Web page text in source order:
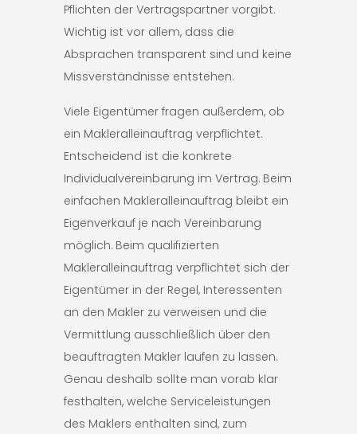
Pflichten der Vertragspartner vorgibt.
Wichtig ist vor allem, dass die
Absprachen transparent sind und keine
Missverständnisse entstehen.
Viele Eigentümer fragen außerdem, ob
ein Makleralleinauftrag verpflichtet.
Entscheidend ist die konkrete
Individualvereinbarung im Vertrag. Beim
einfachen Makleralleinauftrag bleibt ein
Eigenverkauf je nach Vereinbarung
möglich. Beim qualifizierten
Makleralleinauftrag verpflichtet sich der
Eigentümer in der Regel, Interessenten
an den Makler zu verweisen und die
Vermittlung ausschließlich über den
beauftragten Makler laufen zu lassen.
Genau deshalb sollte man vorab klar
festhalten, welche Serviceleistungen
des Maklers enthalten sind, zum